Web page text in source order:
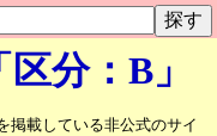
分：B」
掲載している非公式のサイ